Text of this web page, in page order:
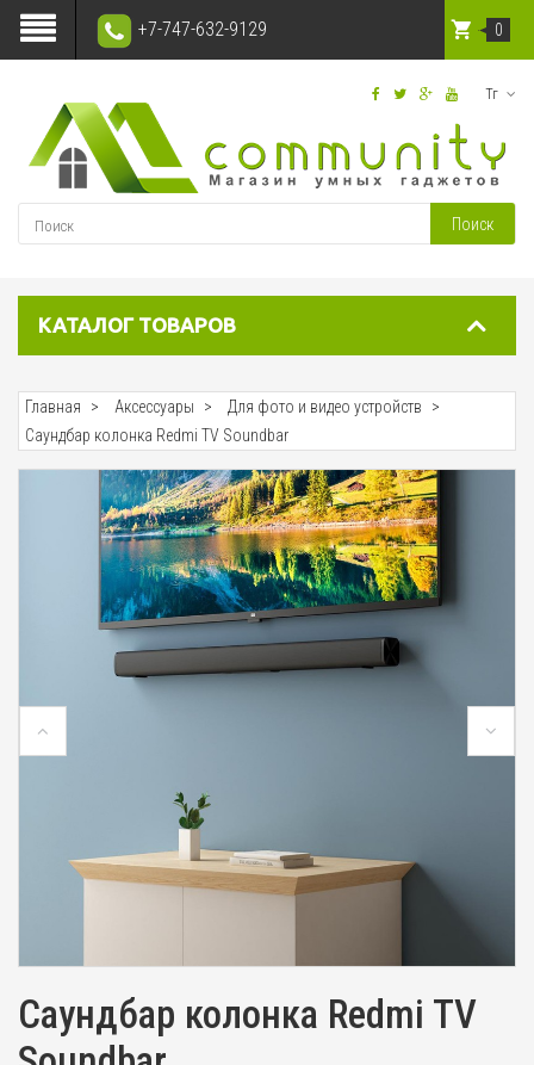
+7-747-632-9129
Тг
Поиск
0
КАТАЛОГ ТОВАРОВ
Главная Аксессуары
Для фото и видео устройств
Саундбар колонка Redmi TV Soundbar
Саундбар колонка Redmi TV